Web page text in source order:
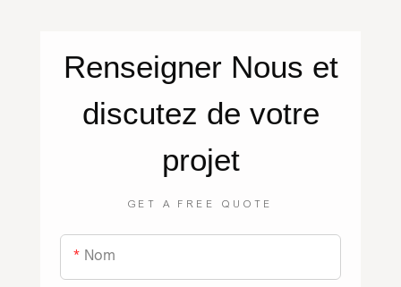
Renseigner Nous et
discutez de votre
projet
GET A FREE QUOTE
Nom